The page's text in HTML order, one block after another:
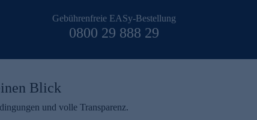
Gebührenfreie EASy-Bestellung
0800 29 888 29
Blick
und volle Transparenz.